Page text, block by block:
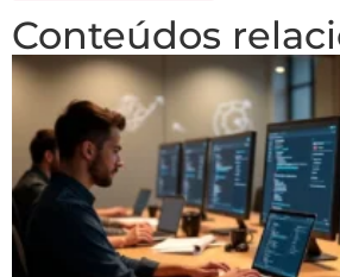
Conteúdos